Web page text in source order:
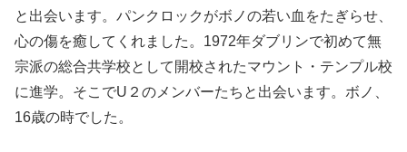
と出会います。パンクロックがボノの若い血をたぎらせ、
心の傷を癒してくれました。1972年ダブリンで初めて無
宗派の総合共学校として開校されたマウント・テンプル校
に進学。そこでU２のメンバーたちと出会います。ボノ、
16歳の時でした。